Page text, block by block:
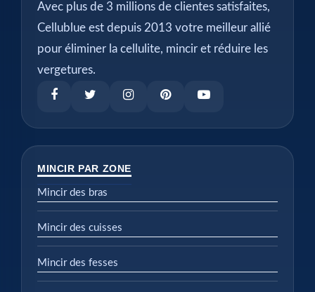
Avec plus de 3 millions de clientes satisfaites,
Cellublue est depuis 2013 votre meilleur allié
pour éliminer la cellulite, mincir et réduire les
vergetures.
MINCIR PAR ZONE
Mincir des bras
Mincir des cuisses
Mincir des fesses